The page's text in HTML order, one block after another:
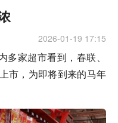
2026-01-19 17:15
家超市看到，春联、
市，为即将到来的马年